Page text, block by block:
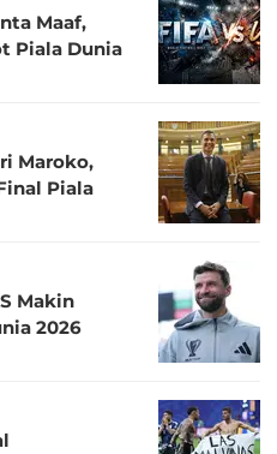
Maaf,
Piala Dunia
Maroko,
Piala
Makin
2026